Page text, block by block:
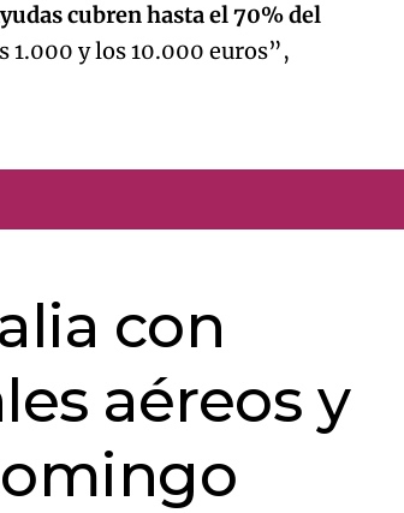
cubren hasta el 70% del
1.000 y los 10.000 euros”,
con
aéreos y